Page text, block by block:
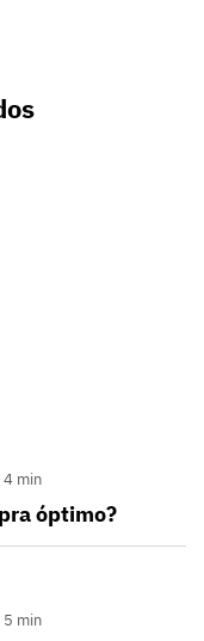
4 min
óptimo?
5 min